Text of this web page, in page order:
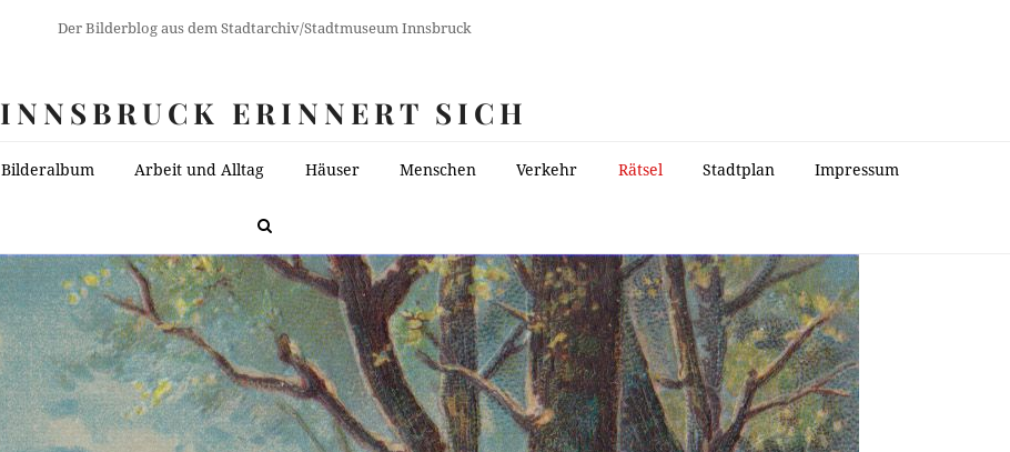
Der Bilderblog aus dem Stadtarchiv/Stadtmuseum Innsbruck
INNSBRUCK ERINNERT SICH
Bilderalbum Arbeit und Alltag Häuser Menschen Verkehr Rätsel Stadtplan Impressum